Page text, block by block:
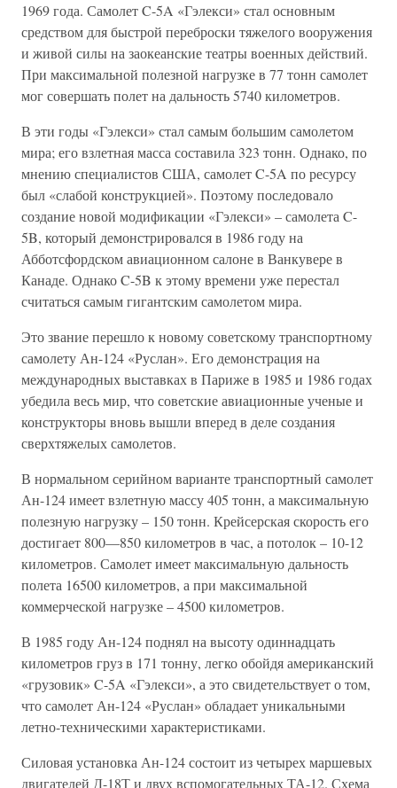
1969 года. Самолет C-5A «Гэлекси» стал основным
средством для быстрой переброски тяжелого вооружения
и живой силы на заокеанские театры военных действий.
При максимальной полезной нагрузке в 77 тонн самолет
мог совершать полет на дальность 5740 километров.
В эти годы «Гэлекси» стал самым большим самолетом
мира; его взлетная масса составила 323 тонн. Однако, по
мнению специалистов США, самолет C-5A по ресурсу
был «слабой конструкцией». Поэтому последовало
создание новой модификации «Гэлекси» – самолета C-
5B, который демонстрировался в 1986 году на
Абботсфордском авиационном салоне в Ванкувере в
Канаде. Однако C-5B к этому времени уже перестал
считаться самым гигантским самолетом мира.
Это звание перешло к новому советскому транспортному
самолету Ан-124 «Руслан». Его демонстрация на
международных выставках в Париже в 1985 и 1986 годах
убедила весь мир, что советские авиационные ученые и
конструкторы вновь вышли вперед в деле создания
сверхтяжелых самолетов.
В нормальном серийном варианте транспортный самолет
Ан-124 имеет взлетную массу 405 тонн, а максимальную
полезную нагрузку – 150 тонн. Крейсерская скорость его
достигает 800—850 километров в час, а потолок – 10-12
километров. Самолет имеет максимальную дальность
полета 16500 километров, а при максимальной
коммерческой нагрузке – 4500 километров.
В 1985 году Ан-124 поднял на высоту одиннадцать
километров груз в 171 тонну, легко обойдя американский
«грузовик» C-5A «Гэлекси», а это свидетельствует о том,
что самолет Ан-124 «Руслан» обладает уникальными
летно-техническими характеристиками.
Силовая установка Ан-124 состоит из четырех маршевых
двигателей Д-18Т и двух вспомогательных ТА-12. Схема